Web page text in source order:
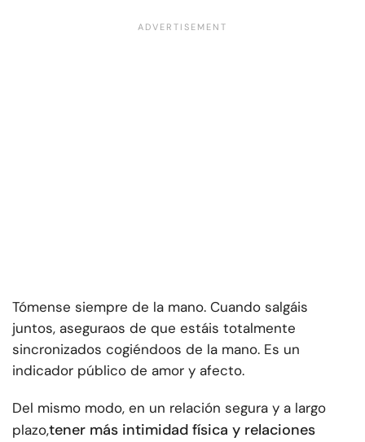
Tómense siempre de la mano. Cuando salgáis
juntos, aseguraos de que estáis totalmente
sincronizados cogiéndoos de la mano. Es un
indicador público de amor y afecto.
Del mismo modo, en un relación segura y a largo
plazo,tener más intimidad física y relaciones